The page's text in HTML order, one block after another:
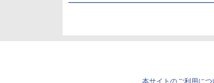
本サイトのご利用につ